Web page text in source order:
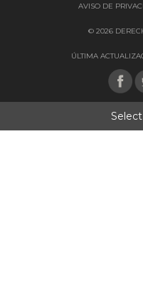
AVISO DE
© 2026
ÚLTIMA